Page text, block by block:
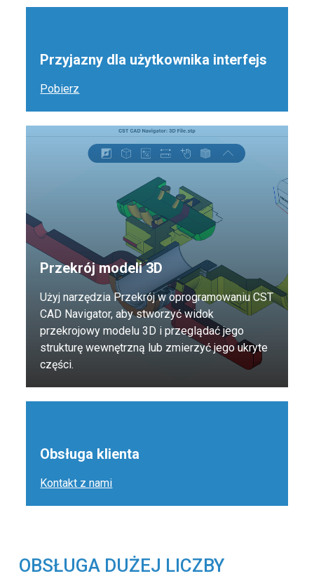
Przyjazny dla użytkownika interfejs
Pobierz
Przekrój modeli 3D
Użyj narzędzia Przekrój w oprogramowaniu CST
CAD Navigator, aby stworzyć widok
przekrojowy modelu 3D i przeglądać jego
strukturę wewnętrzną lub zmierzyć jego ukryte
części.
Obsługa klienta
Kontakt z nami
OBSŁUGA DUŻEJ LICZBY